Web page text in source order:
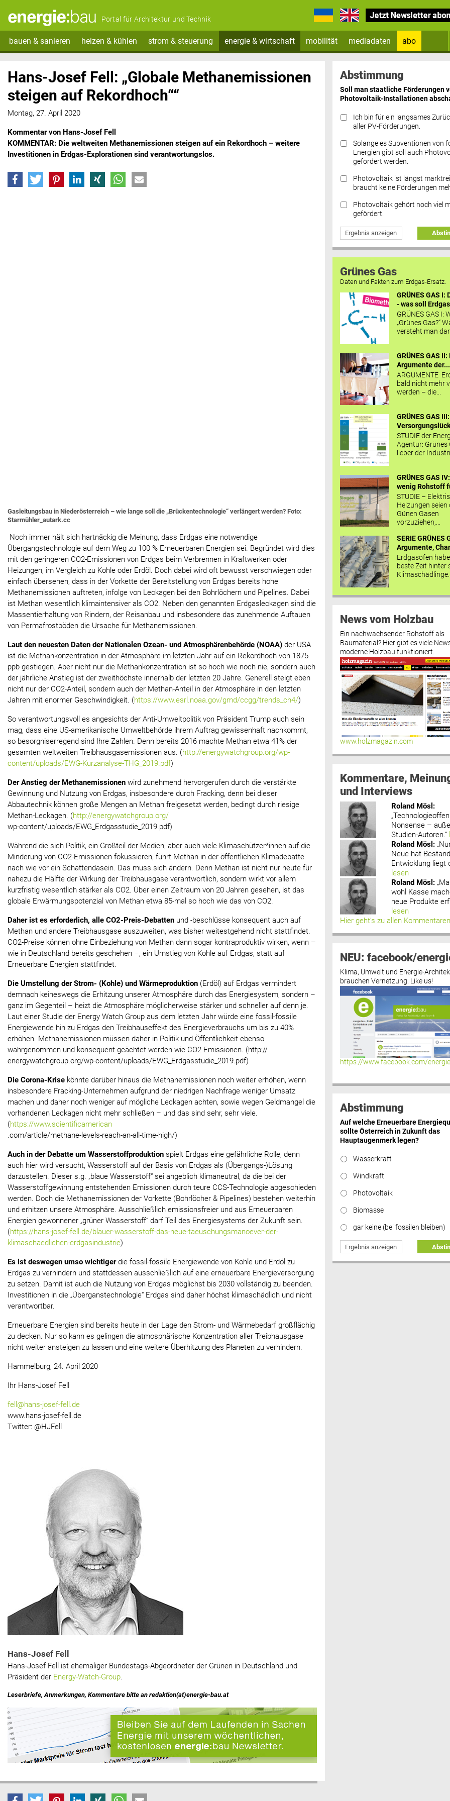
Portal für Architektur und Technik
bauen & sanieren heizen & kühlen strom & steuerung energie & wirtschaft mobilität mediadaten
abo
Datenschutz FAQs
Hans-Josef Fell: „Globale Methanemissionen
steigen auf Rekordhoch““
Montag, 27. April 2020
Kommentar von Hans-Josef Fell
KOMMENTAR: Die weltweiten Methanemissionen steigen auf ein Rekordhoch – weitere
Investitionen in Erdgas-Explorationen sind verantwortungslos.
Gasleitungsbau in Niederösterreich – wie lange soll die „Brückentechnologie“ verlängert werden? Foto:
Starmühler_autark.cc
Noch immer hält sich hartnäckig die Meinung, dass Erdgas eine notwendige
Übergangstechnologie auf dem Weg zu 100 % Erneuerbaren Energien sei. Begründet wird dies
mit den geringeren CO2-Emissionen von Erdgas beim Verbrennen in Kraftwerken oder
Heizungen, im Vergleich zu Kohle oder Erdöl. Doch dabei wird oft bewusst verschwiegen oder
einfach übersehen, dass in der Vorkette der Bereitstellung von Erdgas bereits hohe
Methanemissionen auftreten, infolge von Leckagen bei den Bohrlöchern und Pipelines. Dabei
ist Methan wesentlich klimaintensiver als CO2. Neben den genannten Erdgasleckagen sind die
Massentierhaltung von Rindern, der Reisanbau und insbesondere das zunehmende Auftauen
von Permafrostböden die Ursache für Methanemissionen.
Laut den neuesten Daten der Nationalen Ozean- und Atmosphärenbehörde (NOAA) der USA
ist die Methankonzentration in der Atmosphäre im letzten Jahr auf ein Rekordhoch von 1875
ppb gestiegen. Aber nicht nur die Methankonzentration ist so hoch wie noch nie, sondern auch
der jährliche Anstieg ist der zweithöchste innerhalb der letzten 20 Jahre. Generell steigt eben
nicht nur der CO2-Anteil, sondern auch der Methan-Anteil in der Atmosphäre in den letzten
Jahren mit enormer Geschwindigkeit. (https://www.esrl.noaa.gov/gmd/ccgg/trends_ch4/)
So verantwortungsvoll es angesichts der Anti-Umweltpolitik von Präsident Trump auch sein
mag, dass eine US-amerikanische Umweltbehörde ihrem Auftrag gewissenhaft nachkommt,
so besorgniserregend sind Ihre Zahlen. Denn bereits 2016 machte Methan etwa 41% der
gesamten weltweiten Treibhausgasemissionen aus. (http://energywatchgroup.org/wp-
content/uploads/EWG-Kurzanalyse-THG_2019.pdf)
Der Anstieg der Methanemissionen wird zunehmend hervorgerufen durch die verstärkte
Gewinnung und Nutzung von Erdgas, insbesondere durch Fracking, denn bei dieser
Abbautechnik können große Mengen an Methan freigesetzt werden, bedingt durch riesige
Methan-Leckagen. (http://energywatchgroup.org/
wp-content/uploads/EWG_Erdgasstudie_2019.pdf)
Während die sich Politik, ein Großteil der Medien, aber auch viele Klimaschützer*innen auf die
Minderung von CO2-Emissionen fokussieren, führt Methan in der öffentlichen Klimadebatte
nach wie vor ein Schattendasein. Das muss sich ändern. Denn Methan ist nicht nur heute für
nahezu die Hälfte der Wirkung der Treibhausgase verantwortlich, sondern wirkt vor allem
kurzfristig wesentlich stärker als CO2. Über einen Zeitraum von 20 Jahren gesehen, ist das
globale Erwärmungspotenzial von Methan etwa 85-mal so hoch wie das von CO2.
Daher ist es erforderlich, alle CO2-Preis-Debatten und -beschlüsse konsequent auch auf
Methan und andere Treibhausgase auszuweiten, was bisher weitestgehend nicht stattfindet.
CO2-Preise können ohne Einbeziehung von Methan dann sogar kontraproduktiv wirken, wenn –
wie in Deutschland bereits geschehen –, ein Umstieg von Kohle auf Erdgas, statt auf
Erneuerbare Energien stattfindet.
Die Umstellung der Strom- (Kohle) und Wärmeproduktion (Erdöl) auf Erdgas vermindert
demnach keineswegs die Erhitzung unserer Atmosphäre durch das Energiesystem, sondern –
ganz im Gegenteil – heizt die Atmosphäre möglicherweise stärker und schneller auf denn je.
Laut einer Studie der Energy Watch Group aus dem letzten Jahr würde eine fossil-fossile
Energiewende hin zu Erdgas den Treibhauseffekt des Energieverbrauchs um bis zu 40%
erhöhen. Methanemissionen müssen daher in Politik und Öffentlichkeit ebenso
wahrgenommen und konsequent geächtet werden wie CO2-Emissionen. (http://
energywatchgroup.org/wp-content/uploads/EWG_Erdgasstudie_2019.pdf)
Die Corona-Krise könnte darüber hinaus die Methanemissionen noch weiter erhöhen, wenn
insbesondere Fracking-Unternehmen aufgrund der niedrigen Nachfrage weniger Umsatz
machen und daher noch weniger auf mögliche Leckagen achten, sowie wegen Geldmangel die
vorhandenen Leckagen nicht mehr schließen – und das sind sehr, sehr viele.
(https://www.scientificamerican
.com/article/methane-levels-reach-an-all-time-high/)
Auch in der Debatte um Wasserstoffproduktion spielt Erdgas eine gefährliche Rolle, denn
auch hier wird versucht, Wasserstoff auf der Basis von Erdgas als (Übergangs-)Lösung
darzustellen. Dieser s.g. „blaue Wasserstoff“ sei angeblich klimaneutral, da die bei der
Wasserstoffgewinnung entstehenden Emissionen durch teure CCS-Technologie abgeschieden
werden. Doch die Methanemissionen der Vorkette (Bohrlöcher & Pipelines) bestehen weiterhin
und erhitzen unsere Atmosphäre. Ausschließlich emissionsfreier und aus Erneuerbaren
Energien gewonnener „grüner Wasserstoff“ darf Teil des Energiesystems der Zukunft sein.
(https://hans-josef-fell.de/blauer-wasserstoff-das-neue-taeuschungsmanoever-der-
klimaschaedlichen-erdgasindustrie)
Es ist deswegen umso wichtigerdie fossil-fossile Energiewende von Kohle und Erdöl zu
Erdgas zu verhindern und stattdessen ausschließlich auf eine erneuerbare Energieversorgung
zu setzen. Damit ist auch die Nutzung von Erdgas möglichst bis 2030 vollständig zu beenden.
Investitionen in die „Überganstechnologie“ Erdgas sind daher höchst klimaschädlich und nicht
verantwortbar.
Erneuerbare Energien sind bereits heute in der Lage den Strom- und Wärmebedarf großflächig
zu decken. Nur so kann es gelingen die atmosphärische Konzentration aller Treibhausgase
nicht weiter ansteigen zu lassen und eine weitere Überhitzung des Planeten zu verhindern.
Hammelburg, 24. April 2020
Ihr Hans-Josef Fell
fell@hans-josef-fell.de
www.hans-josef-fell.de
Twitter: @HJFell
Hans-Josef Fell
Hans-Josef Fell ist ehemaliger Bundestags-Abgeordneter der Grünen in Deutschland und
Präsident der Energy-Watch-Group.
Leserbriefe, Anmerkungen, Kommentare bitte an redaktion(at)energie-bau.at
Abstimmung
Soll man staatliche Förderungen
Photovoltaik-Installationen
Ich bin für ein langsames
aller PV-Förderungen.
Solange es Subventionen von
Energien gibt soll auch
gefördert werden.
Photovoltaik ist längst
braucht keine Förderungen
Photovoltaik gehört noch viel
gefördert.
Ergebnis anzeigen
Grünes Gas
Daten und Fakten zum Erdgas-Ersatz.
GRÜNES GAS
- was soll
GRÜNES GAS I:
„Grünes Gas?“
versteht man
GRÜNES GAS II:
Argumente der...
ARGUMENTE
bald nicht mehr
werden – die...
GRÜNES GAS
STUDIE der
Agentur: Grünes
lieber der
GRÜNES GAS
wenig Rohstoff
STUDIE –
Heizungen seien
Günen Gasen
vorzuziehen,...
SERIE GRÜNES
Argumente,
Erdgasöfen
beste Zeit hinter
Klimaschädlinge...
News vom Holzbau
Ein nachwachsender Rohstoff als
Baumaterial? Hier gibt es viele
moderne Holzbau funktioniert.
www.holzmagazin.com
Kommentare,
und Interviews
Roland Mösl :
Nonsense –
Studien-Autoren.“
Roland Mösl :
Neue hat
Entwicklung liegt
lesen
Roland Mösl :
wohl Kasse
neue Produkte
lesen
Hier geht’s zu allen Kommentaren
NEU: facebook/
Klima, Umwelt und Energie-
brauchen Vernetzung. Like us!
https://www.facebook.com/
Abstimmung
Auf welche Erneuerbare
sollte Österreich in Zukunft das
Hauptaugenmerk legen?
Wasserkraft
Windkraft
Photovoltaik
Biomasse
gar keine (bei fossilen bleiben)
Ergebnis anzeigen